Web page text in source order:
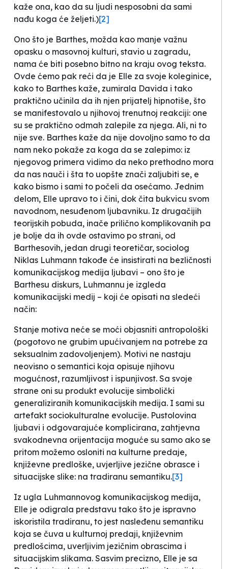
kaže ona, kao da su ljudi nesposobni da sami
nađu koga će željeti.)[2]
Ono što je Barthes, možda kao manje važnu
opasku o masovnoj kulturi, stavio u zagradu,
nama će biti posebno bitno na kraju ovog teksta.
Ovde ćemo pak reći da je Elle za svoje koleginice,
kako to Barthes kaže, zumirala Davida i tako
praktično učinila da ih njen prijatelj hipnotiše, što
se manifestovalo u njihovoj trenutnoj reakciji: one
su se praktično odmah zalepile za njega. Ali, ni to
nije sve. Barthes kaže da nije dovoljno samo to da
nam neko pokaže za koga da se zalepimo: iz
njegovog primera vidimo da neko prethodno mora
da nas nauči i šta to uopšte znači zaljubiti se, e
kako bismo i sami to počeli da osećamo. Jednim
delom, Elle upravo to i čini, dok čita bukvicu svom
navodnom, nesuđenom ljubavniku. Iz drugačijih
teorijskih pobuda, inače prilično komplikovanih pa
je bolje da ih ovde ostavimo po strani, od
Barthesovih, jedan drugi teoretičar, sociolog
Niklas Luhmann takođe će insistirati na bezličnosti
komunikacijskog medija ljubavi – ono što je
Barthesu diskurs, Luhmannu je izgleda
komunikacijski medij – koji će opisati na sledeći
način:
Stanje motiva neće se moći objasniti antropološki
(pogotovo ne grubim upućivanjem na potrebe za
seksualnim zadovoljenjem). Motivi ne nastaju
neovisno o semantici koja opisuje njihovu
mogućnost, razumljivost i ispunjivost. Sa svoje
strane oni su produkt evolucije simbolički
generaliziranih komunikacijskih medija. I sami su
artefakt sociokulturalne evolucije. Pustolovina
ljubavi i odgovarajuće komplicirana, zahtjevna
svakodnevna orijentacija moguće su samo ako se
pritom možemo osloniti na kulturne predaje,
književne predloške, uvjerljive jezične obrasce i
situacijske slike: na tradiranu semantiku.[3]
Iz ugla Luhmannovog komunikacijskog medija,
Elle je odigrala predstavu tako što je ispravno
iskoristila tradiranu, to jest nasleđenu semantiku
koja se čuva u kulturnoj predaji, književnim
predlošcima, uverljivim jezičnim obrascima i
situacijskim slikama. Sasvim precizno, Elle je sa